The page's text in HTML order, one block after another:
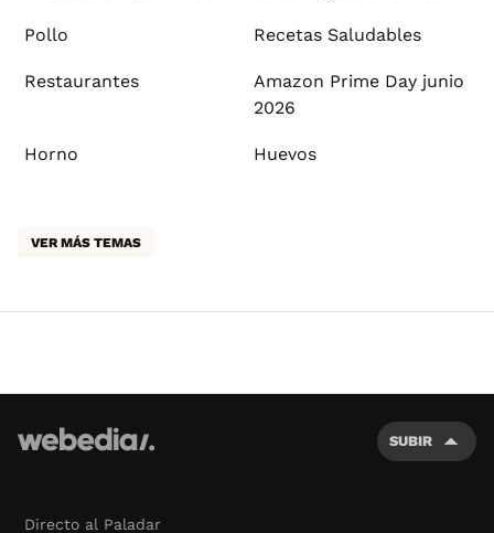
Pollo Recetas Saludables
Restaurantes
Amazon Prime Day junio
2026
Horno Huevos
VER MÁS TEMAS
SUBIR
Directo al Paladar